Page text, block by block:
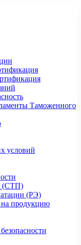
Таможенного
условий
(СТП)
(РЭ)
продукцию